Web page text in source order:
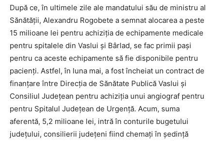
După ce, în ultimele zile ale mandatului său de ministru al
Sănătății, Alexandru Rogobete a semnat alocarea a peste
15 milioane lei pentru achiziția de echipamente medicale
pentru spitalele din Vaslui și Bârlad, se fac primii pași
pentru ca aceste echipamente să fie disponibile pentru
pacienți. Astfel, în luna mai, a fost încheiat un contract de
finanțare între Direcția de Sănătate Publică Vaslui și
Consiliul Județean pentru achiziția unui angiograf pentru
pentru Spitalul Județean de Urgență. Acum, suma
aferentă, 5,2 milioane lei, intră în conturile bugetului
județului, consilierii județeni fiind chemați în ședință